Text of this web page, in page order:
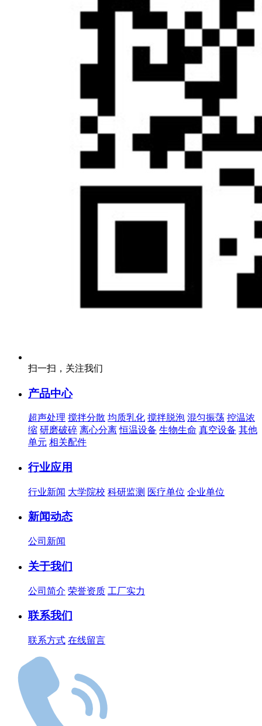
扫一扫，关注我们
产品中心
超声处理 搅拌分散 均质乳化 搅拌脱泡 混匀振荡 控温浓
缩 研磨破碎 离心分离 恒温设备 生物生命 真空设备 其他
单元 相关配件
行业应用
行业新闻 大学院校 科研监测 医疗单位 企业单位
新闻动态
公司新闻
关于我们
公司简介 荣誉资质 工厂实力
联系我们
联系方式 在线留言